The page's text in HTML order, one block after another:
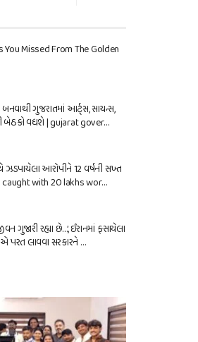
Missed From The Golden
બનવાથી ગુજરાતમાં આર્ટ્સ, સાયન્સ,
બેઠકો વધશે | gujarat gover…
ઝડપાયેલા આરોપીને 12 વર્ષની સખ્ત
caught with 20 lakhs wor…
ગુજારી રહ્યા છે…’, ઈરાનમાં ફસાયેલા
પરત લાવવા સરકારને …